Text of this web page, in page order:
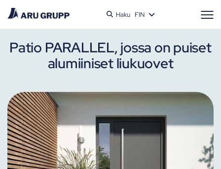
Haku FIN
Patio PARALLEL, jossa on puiset
alumiiniset liukuovet